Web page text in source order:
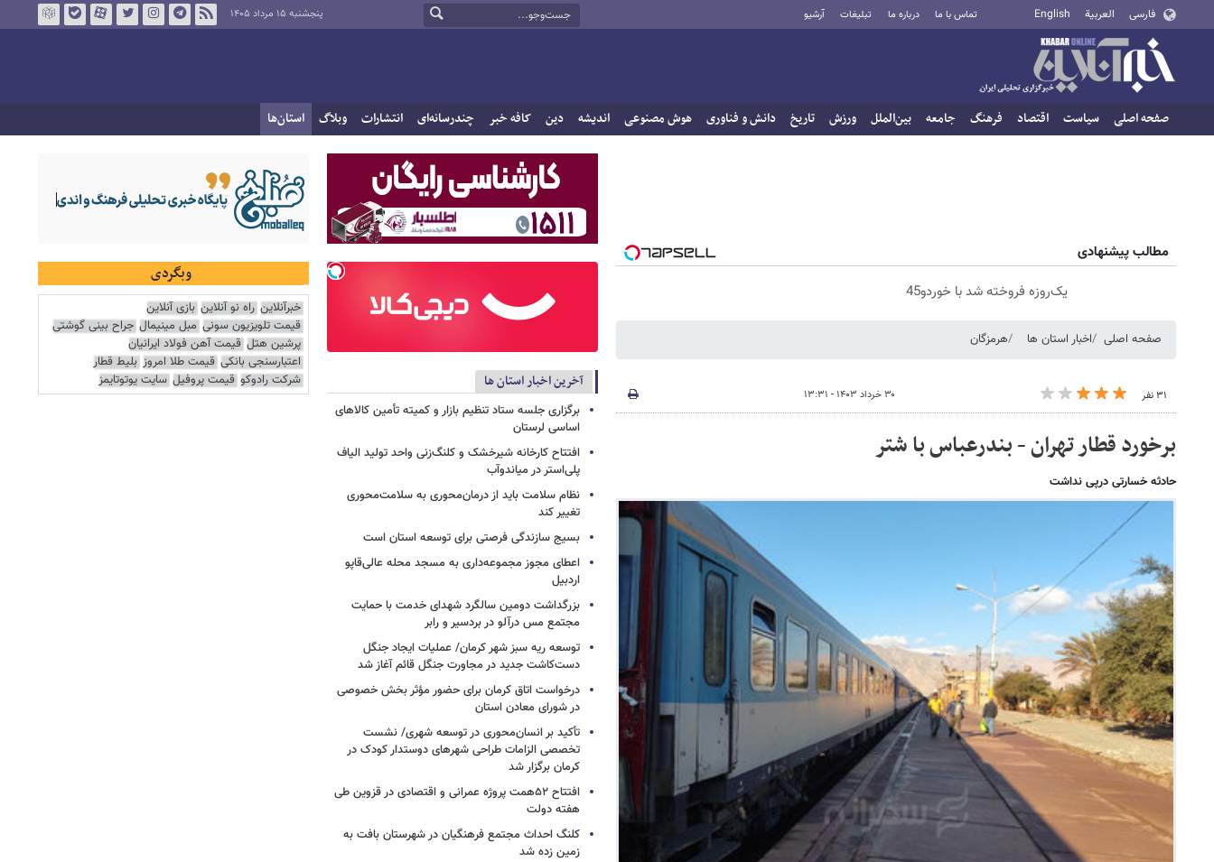
فارسی العربية English تماس با ما درباره ما تبلیغات آرشیو پنجشنبه ۱۵ مرداد ۱۴۰۵
صفحه اصلی سیاست اقتصاد فرهنگ جامعه بین‌الملل ورزش تاریخ دانش و فناوری هوش مصنوعی اندیشه دین کافه خبر چندرسانه‌ای انتشارات وبلاگ استان‌ها
مطالب پیشنهادی
یک‌روزه فروخته شد با خوردو45
صفحه اصلی اخبار استان ها هرمزگان
۳۱ نفر ۳۰ خرداد ۱۴۰۳ - ۱۳:۳۱
برخورد قطار تهران - بندرعباس با شتر
حادثه خسارتی درپی نداشت
آخرین اخبار استان ها
برگزاری جلسه ستاد تنظیم بازار و کمیته تأمین کالاهای
اساسی لرستان
افتتاح کارخانه شیرخشک و کلنگ‌زنی واحد تولید الیاف
پلی‌استر در میاندوآب
نظام سلامت باید از درمان‌محوری به سلامت‌محوری
تغییر کند
بسیج سازندگی فرصتی برای توسعه استان است
اعطای مجوز مجموعه‌داری به مسجد محله عالی‌قاپو
اردبیل
بزرگداشت دومین سالگرد شهدای خدمت با حمایت
مجتمع مس درآلو در بردسیر و رابر
توسعه ریه سبز شهر کرمان/ عملیات ایجاد جنگل
دست‌کاشت جدید در مجاورت جنگل قائم آغاز شد
درخواست اتاق کرمان برای حضور مؤثر بخش خصوصی
در شورای معادن استان
تأکید بر انسان‌محوری در توسعه شهری/ نشست
تخصصی الزامات طراحی شهرهای دوستدار کودک در
کرمان برگزار شد
افتتاح ۵۲همت پروژه عمرانی و اقتصادی در قزوین طی
هفته دولت
کلنگ احداث مجتمع فرهنگیان در شهرستان بافت به
زمین زده شد
وبگردی
خبرآنلاین راه نو آنلاین بازی آنلاین
قیمت تلویزیون سونی مبل مینیمال جراح بینی گوشتی
پرشین هتل قیمت آهن فولاد ایرانیان
اعتبارسنجی بانکی قیمت طلا امروز بلیط قطار
شرکت رادوکو قیمت پروفیل سایت یوتوتایمز